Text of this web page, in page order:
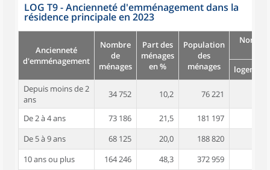
LOG T9 - Ancienneté d'emménagement dans la
résidence principale en 2023
Ancienneté
d'emménagement
Nombre
de
ménages
Part des
ménages
en %
Population
des
ménages
logement
Depuis moins de 2
ans
34 752 10,2 76 221
De 2 à 4 ans 73 186 21,5 181 197
De 5 à 9 ans
68 125 20,0 188 820
10 ans ou plus
164 246 48,3 372 959